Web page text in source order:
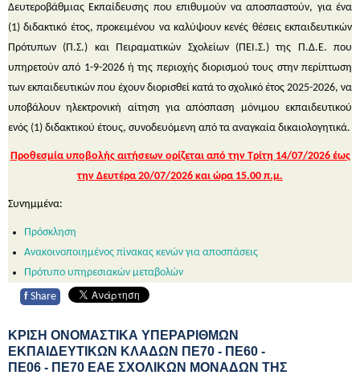
Δευτεροβάθμιας Εκπαίδευσης που επιθυμούν να αποσπαστούν, για ένα
(1) διδακτικό έτος, προκειμένου να καλύψουν κενές θέσεις εκπαιδευτικών
Πρότυπων (Π.Σ.) και Πειραματικών Σχολείων (ΠΕΙ.Σ.) της Π.Δ.Ε. που
υπηρετούν από 1-9-2026 ή της περιοχής διορισμού τους στην περίπτωση
των εκπαιδευτικών που έχουν διορισθεί κατά το σχολικό έτος 2025-2026, να
υποβάλουν ηλεκτρονική αίτηση για απόσπαση μόνιμου εκπαιδευτικού
ενός (1) διδακτικού έτους, συνοδευόμενη από τα αναγκαία δικαιολογητικά.
Προθεσμία υποβολής αιτήσεων ορίζεται από την Τρίτη 14/07/2026 έως
την Δευτέρα 20/07/2026 και ώρα 15.00 π.μ.
Συνημμένα:
Πρόσκληση
Ανακοινοποιημένος πίνακας κενών για αποσπάσεις
Πρότυπο υπηρεσιακών μεταβολών
f Share
ΚΡΙΣΗ ΟΝΟΜΑΣΤΙΚΑ ΥΠΕΡΑΡΙΘΜΩΝ
ΕΚΠΑΙΔΕΥΤΙΚΩΝ ΚΛΑΔΩΝ ΠΕ70 - ΠΕ60 -
ΠΕ06 - ΠΕ70 ΕΑΕ ΣΧΟΛΙΚΩΝ ΜΟΝΑΔΩΝ ΤΗΣ